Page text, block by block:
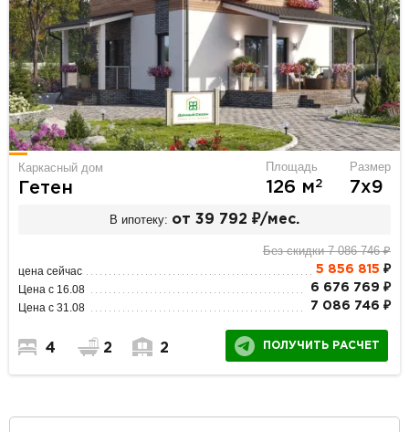
Каркасный дом
Гетен
Площадь
126 м2
Размер
7х9
В ипотеку: от 39 792 ₽/мес.
Без скидки 7 086 746 ₽
цена сейчас 5 856 815 ₽
Цена с 16.08 6 676 769 ₽
Цена с 31.08 7 086 746 ₽
4 2 2 ПОЛУЧИТЬ РАСЧЕТ